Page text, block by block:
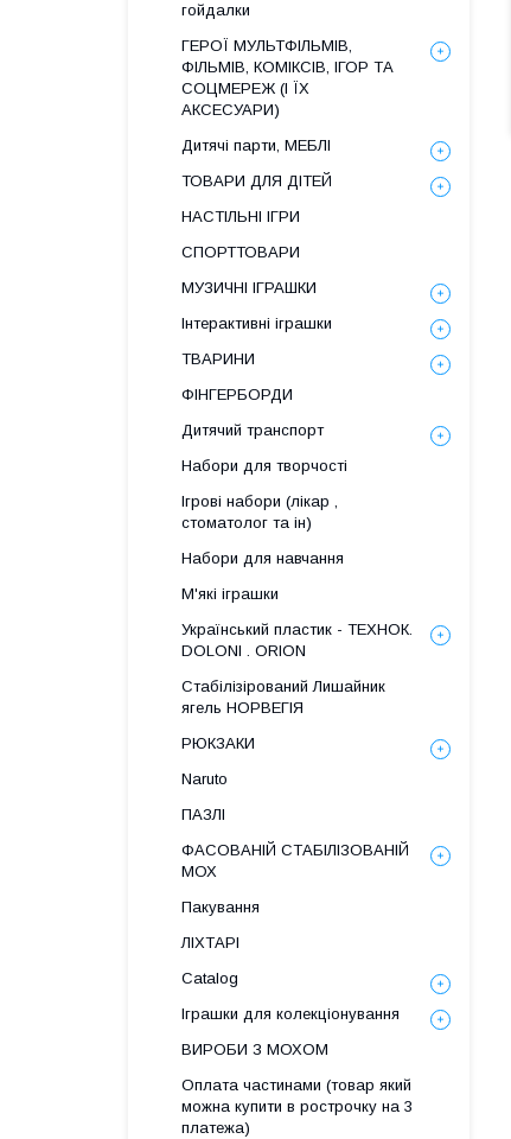
гойдалки
ГЕРОЇ МУЛЬТФІЛЬМІВ,
ФІЛЬМІВ, КОМІКСІВ, ІГОР ТА
СОЦМЕРЕЖ (І ЇХ
АКСЕСУАРИ)
Дитячі парти, МЕБЛІ
ТОВАРИ ДЛЯ ДІТЕЙ
НАСТІЛЬНІ ІГРИ
СПОРТТОВАРИ
МУЗИЧНІ ІГРАШКИ
Інтерактивні іграшки
ТВАРИНИ
ФІНГЕРБОРДИ
Дитячий транспорт
Набори для творчості
Ігрові набори (лікар ,
стоматолог та ін)
Набори для навчання
М'які іграшки
Український пластик - ТЕХНОК.
DOLONI . ORION
Стабілізірований Лишайник
ягель НОРВЕГІЯ
РЮКЗАКИ
Naruto
ПАЗЛІ
ФАСОВАНІЙ СТАБІЛІЗОВАНІЙ
МОХ
Пакування
ЛІХТАРІ
Catalog
Іграшки для колекціонування
ВИРОБИ З МОХОМ
Оплата частинами (товар який
можна купити в рострочку на 3
платежа)